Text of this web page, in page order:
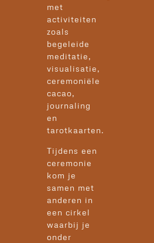
met
activiteiten
zoals
begeleide
meditatie,
visualisatie,
ceremoniële
cacao,
journaling
en
tarotkaarten.
Tijdens een
ceremonie
kom je
samen met
anderen in
een cirkel
waarbij je
onder